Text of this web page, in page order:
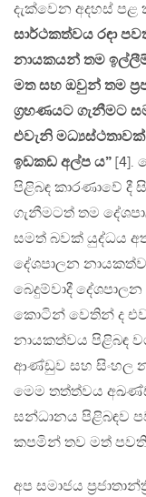
දැක්වෙන අදහස් පළ
සාර්ථකත්වය රඳා
නායකයන් තම
මත සහ ඔවුන් තම
ග්‍රහණයට ගැනීමට
එවැනි
ඉඩකඩ අල්ප ය” [4].
පිළිබඳ කාරණාවේ දී
ගැනීමටත් තම
සමත් බවක් යුද්ධය
දේශපාලන
බෙදුම්වාදී
කොටින් වෙතින් ද
නායකත්වය පිළිබඳ
ආණ්ඩුව සහ සිංහල
මෙම තත්ත්වය
සන්ධානය පිළිබඳව
කපමින් තව මත්
අප සමාජය